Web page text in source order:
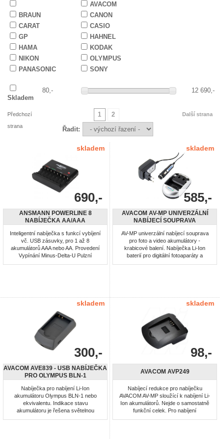
AVACOM
BRAUN
CANON
CARAT
CASIO
GP
HAHNEL
HAMA
KODAK
NIKON
OLYMPUS
PANASONIC
SONY
Skladem
80,- 12 690,-
Předchozí
strana
1
2
Řadit:
Další strana
skladem
690,-
ANSMANN POWERLINE 8
NABÍJEČKA AA/AAA
Inteligentní nabíječka s funkcí vybíjení
vč. USB zásuvky, pro 1 až 8
akumulátorů AAA nebo AA. Provedení
Vypínání Minus-Delta-U Pulzní
skladem
585,-
AVACOM AV-MP UNIVERZÁLNÍ
NABÍJECÍ SOUPRAVA
AV-MP univerzální nabíjecí souprava
pro foto a video akumulátory -
krabicové balení. Nabíječka Li-Ion
baterií pro digitální fotoaparáty a
skladem
300,-
AVACOM AVE839 - USB NABÍJEČKA
PRO OLYMPUS BLN-1
Nabíječka pro nabíjení Li-Ion
akumulátoru Olympus BLN-1 nebo
ekvivalentu. Indikace stavu
akumulátoru je řešena světelnou
skladem
98,-
AVACOM AVP249
Nabíjecí redukce pro nabíječku
AVACOM AV-MP sloužící k nabíjení Li-
Ion akumulátorů. Nejde o samostatně
funkční celek. Pro nabíjení